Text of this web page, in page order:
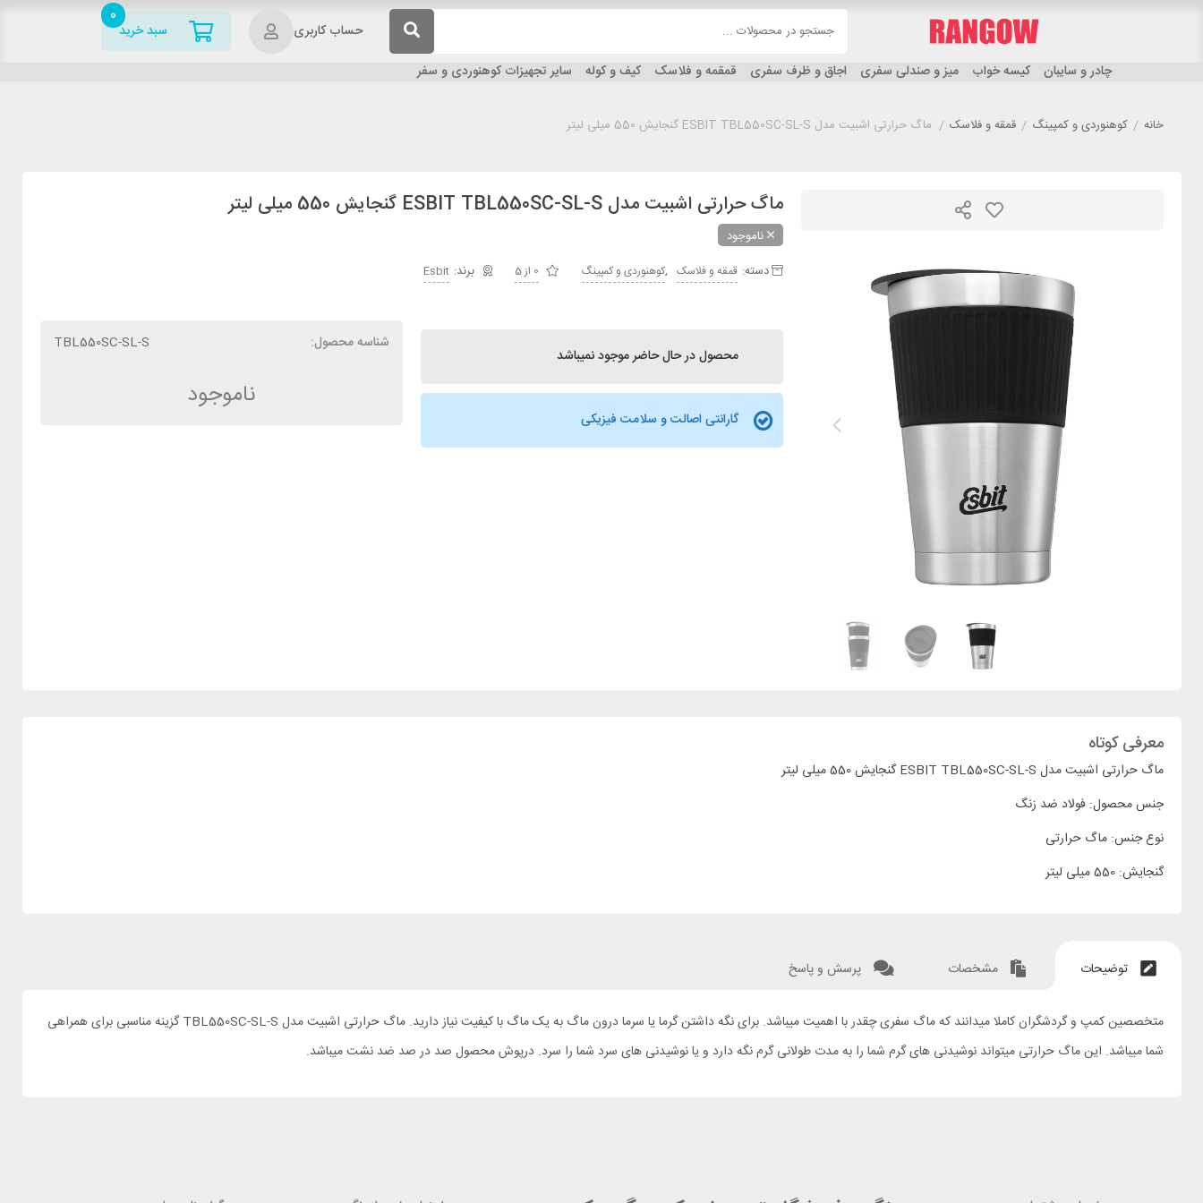
حساب کاربری سبد خرید
0
چادر و سایبان کیسه خواب میز و صندلی سفری اجاق و ظرف سفری قمقمه و فلاسک کیف و کوله سایر تجهیزات کوهنوردی و سفر
خانه / کوهنوردی و کمپینگ / قمقه و فلاسک / ماگ حرارتی اشبیت مدل ESBIT TBL550SC-SL-S گنجایش 550 میلی لیتر
ماگ حرارتی اشبیت مدل ESBIT TBL550SC-SL-S گنجایش 550 میلی لیتر
ناموجود
دسته: قمقه و فلاسک ,کوهنوردی و کمپینگ 0 از 5 Esbit
محصول در حال حاضر موجود نمیباشد
گارانتی اصالت و سلامت فیزیکی
شناسه محصول: TBL550SC-SL-S
ناموجود
معرفی کوتاه
ماگ حرارتی اشبیت مدل ESBIT TBL550SC-SL-S گنجایش 550 میلی لیتر
جنس محصول: فولاد ضد زنگ
نوع جنس: ماگ حرارتی
گنجایش: 550 میلی لیتر
توضیحات مشخصات پرسش و پاسخ
متخصصین کمپ و گردشگران کاملا میدانند که ماگ سفری چقدر با اهمیت میباشد. برای نگه داشتن گرما یا سرما درون ماگ به یک ماگ با کیفیت نیاز دارید. ماگ حرارتی اشبیت مدل TBL550SC-SL-S گزینه مناسبی برای همراهی
شما میباشد. این ماگ حرارتی میتواند نوشیدنی های گرم شما را به مدت طولانی گرم نگه دارد و یا نوشیدنی های سرد شما را سرد. درپوش محصول صد در صد ضد نشت میباشد.